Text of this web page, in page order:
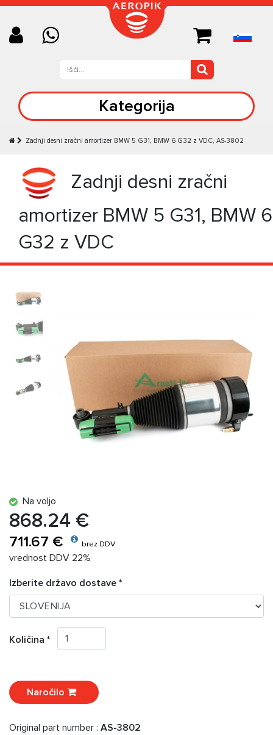
Kategorija
Zadnji desni zračni amortizer BMW 5 G31, BMW 6 G32 z VDC, AS-3802
Zadnji desni zračni
amortizer BMW 5 G31, BMW 6
G32 z VDC
Na voljo
868.24 €
711.67 € brez DDV
vrednost DDV 22%
Izberite državo dostave *
Količina *
Naročilo
Original part number : AS-3802